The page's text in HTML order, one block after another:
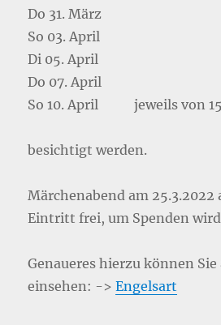
Do 31. März
So 03. April
Di 05. April
Do 07. April
So 10. April jeweils von
besichtigt werden.
Märchenabend am 25.3.2022
Eintritt frei, um Spenden
Genaueres hierzu können
einsehen: ->Engelsart